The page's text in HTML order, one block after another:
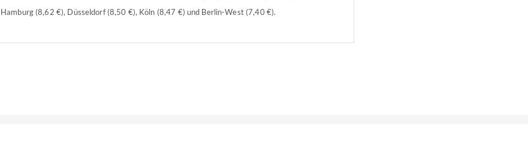
Hamburg (8,62 €), Düsseldorf (8,50 €), Köln (8,47 €) und Berlin-West (7,40 €).